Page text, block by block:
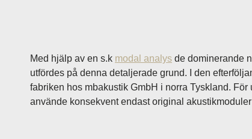
Med hjälp av en s.k modal analys de dominerande
utfördes på denna detaljerade grund. I den
fabriken hos mbakustik GmbH i norra Tyskland.
använde konsekvent endast original